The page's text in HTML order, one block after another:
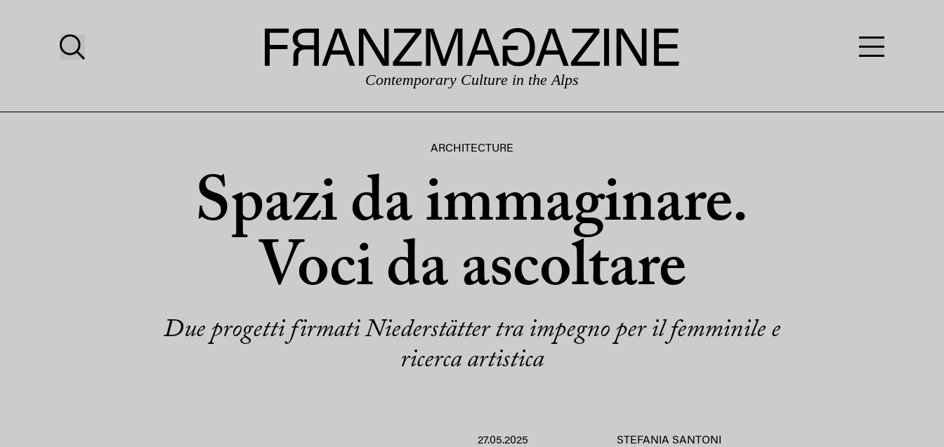
Contemporary Culture in the Alps
ARCHITECTURE
Spazi da immaginare.
Voci da ascoltare
Due progetti firmati Niederstätter tra impegno per il femminile e
ricerca artistica
27.05.2025 STEFANIA SANTONI